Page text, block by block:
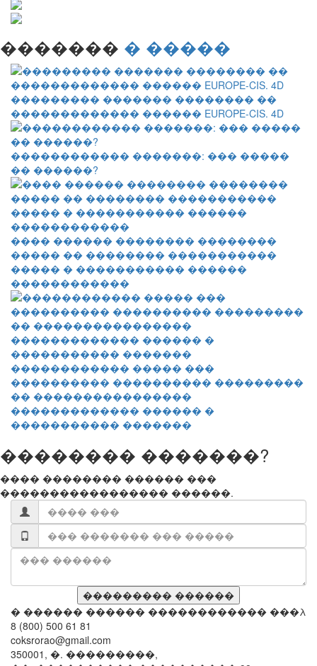
������� � �����
��������� ������� �������� ��
������������� ������ EUROPE-CIS. 4D
������������ �������: ��� �����
�� ������?
���� ������ �������� ��������
����� �� �������� �����������
����� � ����������� ������
������������
������������ ����� ���
���������� ���������� ���������
�� ����������������
������������� ������ �
����������� �������
�������� �������?
���� �������� ������ ���
����������������� ������.
� ������ ������ ������������ ���λ
8 (800) 500 61 81
coksrorao@gmail.com
350001, �. ���������,